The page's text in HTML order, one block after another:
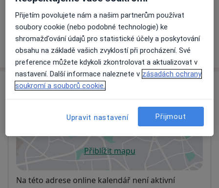
Detaily
Jak fungují ceny?
Adresa
Kateřinská 7/1526, Praha 15, 120 00
Přiblížit mapuse otevře v nové záložce
Dostupnost
Na této adrese online kalendář není aktivní
Přijetím povolujete nám a našim partnerům používat
soubory cookie (nebo podobné technologie) ke
shromažďování údajů pro statistické účely a poskytování
obsahu na základě vašich zvyklostí při procházení. Své
preference můžete kdykoli zkontrolovat a aktualizovat v
nastavení. Další informace naleznete v zásadách ochrany
soukromí a souborů cookie.
Upravit nastavení Přijmout